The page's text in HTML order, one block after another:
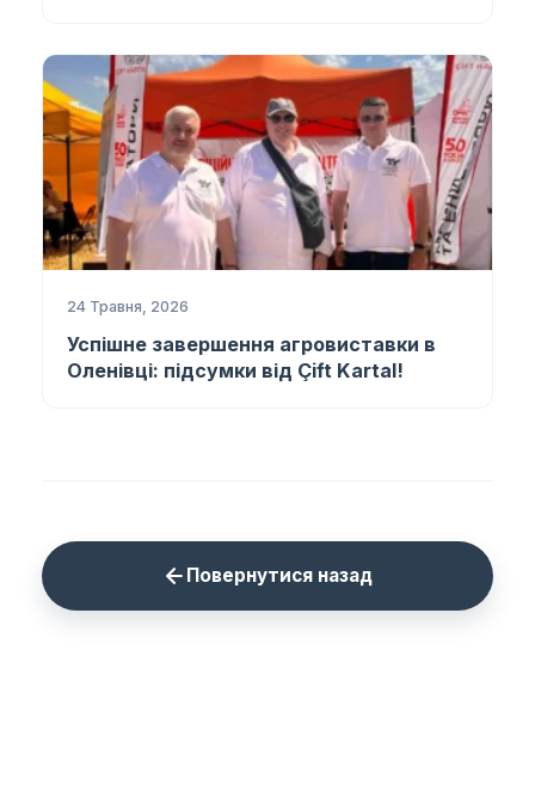
24 Травня, 2026
Успішне завершення агровиставки в
Оленівці: підсумки від Çift Kartal!
Повернутися назад